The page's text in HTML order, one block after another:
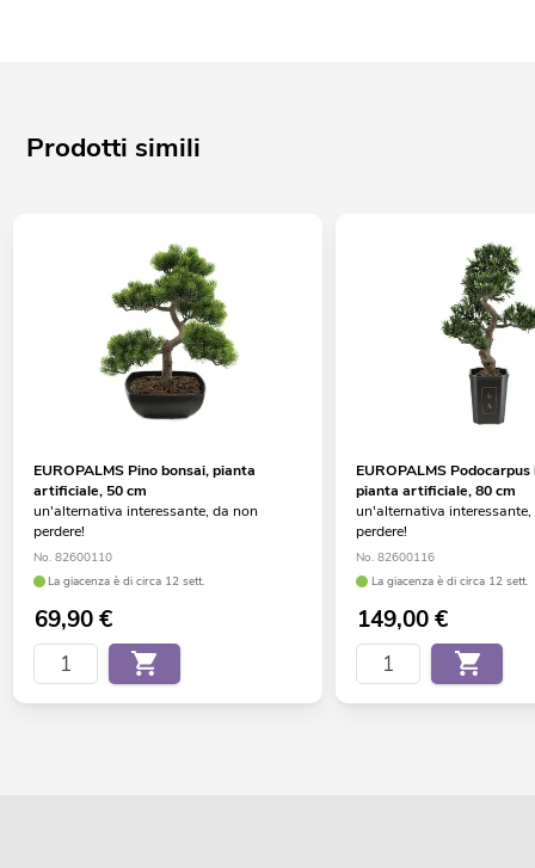
Prodotti simili
EUROPALMS Pino bonsai, pianta
artificiale, 50 cm
un'alternativa interessante, da non
perdere!
No. 82600110
La giacenza è di circa 12 sett.
69,90€
EUROPALMS Podocarpus
pianta artificiale, 80 cm
un'alternativa
perdere!
No. 82600116
La giacenza è di circa 12 sett.
149,00€